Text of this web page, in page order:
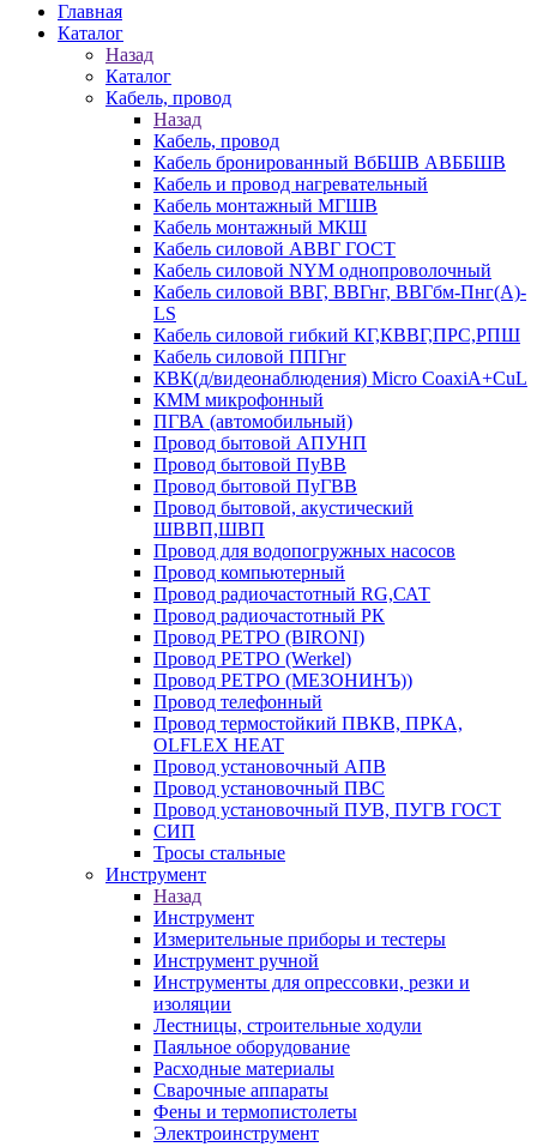
Главная
Каталог
Назад
Каталог
Кабель, провод
Назад
Кабель, провод
Кабель бронированный ВбБШВ АВББШВ
Кабель и провод нагревательный
Кабель монтажный МГШВ
Кабель монтажный МКШ
Кабель силовой АВВГ ГОСТ
Кабель силовой NYM однопроволочный
Кабель силовой ВВГ, ВВГнг, ВВГбм-Пнг(А)-
LS
Кабель силовой гибкий КГ,КВВГ,ПРС,РПШ
Кабель силовой ППГнг
КВК(д/видеонаблюдения) Micro CoaxiA+CuL
КММ микрофонный
ПГВА (автомобильный)
Провод бытовой АПУНП
Провод бытовой ПуВВ
Провод бытовой ПуГВВ
Провод бытовой, акустический
ШВВП,ШВП
Провод для водопогружных насосов
Провод компьютерный
Провод радиочастотный RG,САТ
Провод радиочастотный РК
Провод РЕТРО (BIRONI)
Провод РЕТРО (Werkel)
Провод РЕТРО (МЕЗОНИНЪ))
Провод телефонный
Провод термостойкий ПВКВ, ПРКА,
OLFLEX HEAT
Провод установочный АПВ
Провод установочный ПВС
Провод установочный ПУВ, ПУГВ ГОСТ
СИП
Тросы стальные
Инструмент
Назад
Инструмент
Измерительные приборы и тестеры
Инструмент ручной
Инструменты для опрессовки, резки и
изоляции
Лестницы, строительные ходули
Паяльное оборудование
Расходные материалы
Сварочные аппараты
Фены и термопистолеты
Электроинструмент